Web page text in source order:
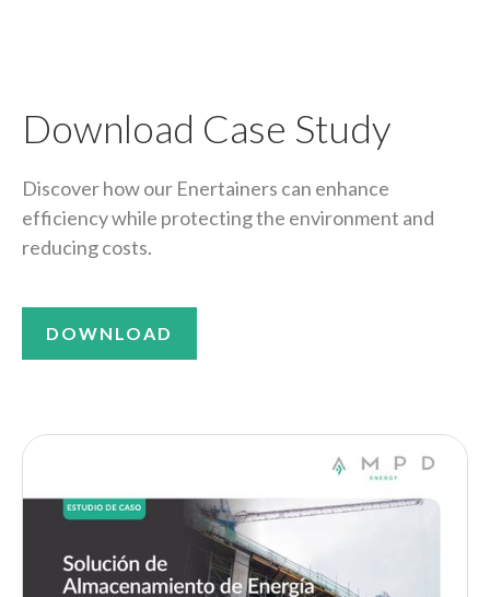
Download Case Study
Discover how our Enertainers can enhance
efficiency while protecting the environment and
reducing costs.
DOWNLOAD